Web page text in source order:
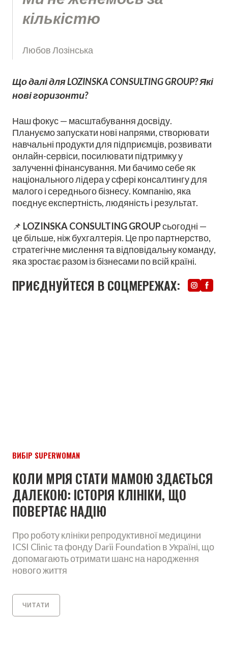
кількістю
Любов Лозінська
Що далі для LOZINSKA CONSULTING GROUP? Які
нові горизонти?
Наш фокус — масштабування досвіду.
Плануємо запускати нові напрями, створювати
навчальні продукти для підприємців, розвивати
онлайн-сервіси, посилювати підтримку у
залученні фінансування. Ми бачимо себе як
національного лідера у сфері консалтингу для
малого і середнього бізнесу. Компанію, яка
поєднує експертність, людяність і результат.
📌 LOZINSKA CONSULTING GROUPсьогодні —
це більше, ніж бухгалтерія. Це про партнерство,
стратегічне мислення та відповідальну команду,
яка зростає разом із бізнесами по всій країні.
ПРИЄДНУЙТЕСЯ В СОЦМЕРЕЖАХ:
ВИБІР SUPERWOMAN
КОЛИ МРІЯ СТАТИ МАМОЮ ЗДАЄТЬСЯ
ДАЛЕКОЮ: ІСТОРІЯ КЛІНІКИ, ЩО
ПОВЕРТАЄ НАДІЮ
Про роботу клініки репродуктивної медицини
ICSI Clinic та фонду Darii Foundation в Україні, що
допомагають отримати шанс на народження
нового життя
ЧИТАТИ